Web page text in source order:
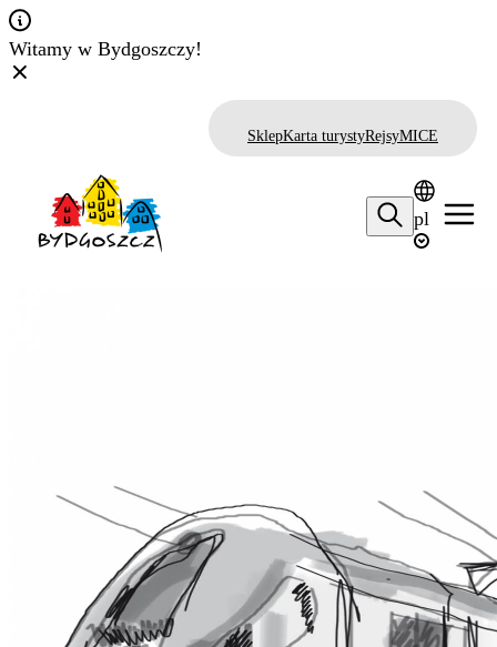
Witamy w Bydgoszczy!
SklepKarta turystyRejsyMICE
pl